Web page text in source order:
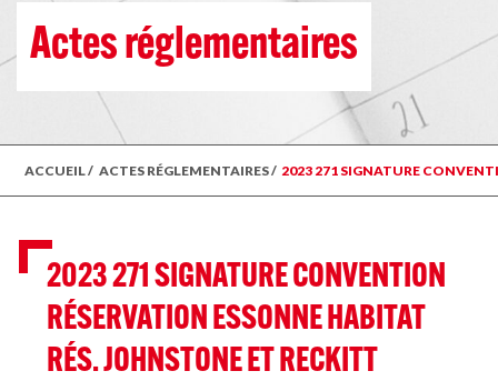
Actes réglementaires
ACCUEIL/ ACTES RÉGLEMENTAIRES/ 2023 271 SIGNATURE
2023 271 SIGNATURE CONVENTION
RÉSERVATION ESSONNE HABITAT
RÉS. JOHNSTONE ET RECKITT